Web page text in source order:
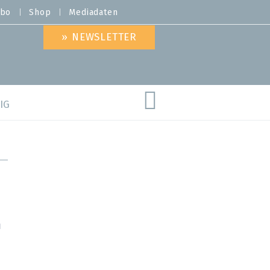
Shop Mediadaten
» NEWSLETTER